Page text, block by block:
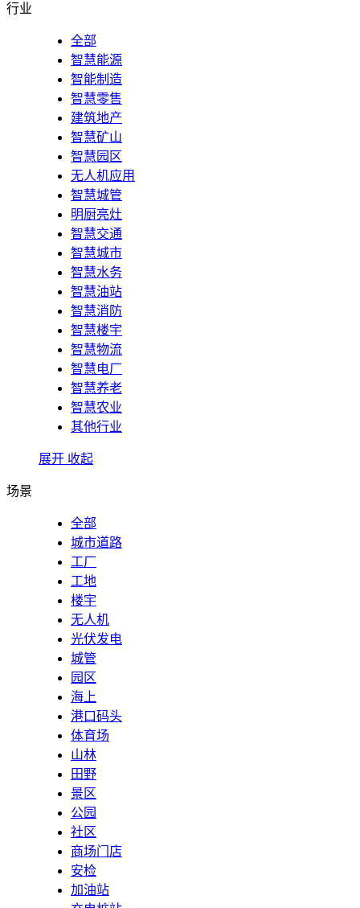
行业
全部
智慧能源
智能制造
智慧零售
建筑地产
智慧矿山
智慧园区
无人机应用
智慧城管
明厨亮灶
智慧交通
智慧城市
智慧水务
智慧油站
智慧消防
智慧楼宇
智慧物流
智慧电厂
智慧养老
智慧农业
其他行业
展开 收起
场景
全部
城市道路
工厂
工地
楼宇
无人机
光伏发电
城管
园区
海上
港口码头
体育场
山林
田野
景区
公园
社区
商场门店
安检
加油站